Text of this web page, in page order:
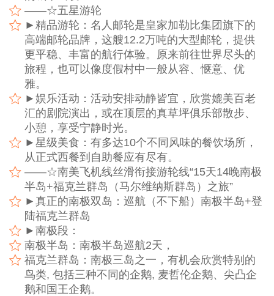
——☆五星游轮
►精品游轮：名人邮轮是皇家加勒比集团旗下的
高端邮轮品牌，这艘12.2万吨的大型邮轮，提供
更平稳、丰富的航行体验。原来前往世界尽头的
旅程，也可以像度假村中一般从容、惬意、优
雅。
►娱乐活动：活动安排动静皆宜，欣赏媲美百老
汇的剧院演出，或在顶层的真草坪俱乐部散步、
小憩，享受宁静时光。
►星级美食：有多达10个不同风味的餐饮场所，
从正式西餐到自助餐应有尽有。
——☆南美飞机线丝滑衔接游轮线“15天14晚南极
半岛+福克兰群岛（马尔维纳斯群岛）之旅”
►真正的南极双岛：巡航（不下船）南极半岛+登
陆福克兰群岛
►南极段：
南极半岛：南极半岛巡航2天，
福克兰群岛：南极三岛之一，有机会欣赏特别的
鸟类, 包括三种不同的企鹅, 麦哲伦企鹅、尖凸企
鹅和国王企鹅。